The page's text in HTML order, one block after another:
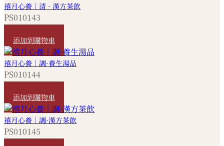
禧月心養｜清 · 漢方茶飲
PS010143
添加到購物車
禧月心養｜調·養生湯品
PS010144
添加到購物車
禧月心養｜調·漢方茶飲
PS010145